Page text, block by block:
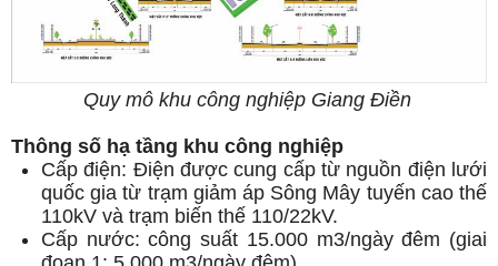
Quy mô khu công nghiệp Giang Điền
Thông số hạ tầng khu công nghiệp
Cấp điện: Điện được cung cấp từ nguồn điện lưới
quốc gia từ trạm giảm áp Sông Mây tuyến cao thế
110kV và trạm biến thế 110/22kV.
Cấp nước: công suất 15.000 m3/ngày đêm (giai